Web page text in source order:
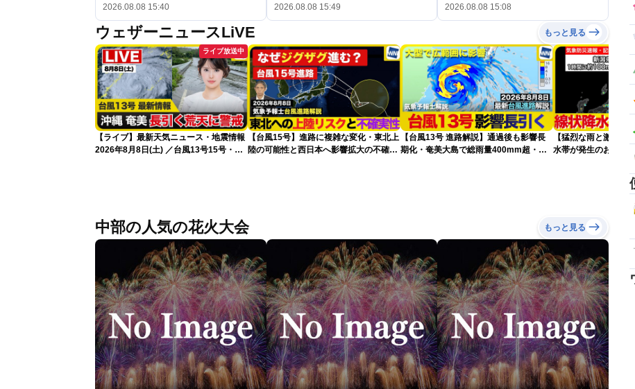
2026.08.08 15:40 2026.08.08 15:49 2026.08.08 15:08
ウェザーニュースLiVE もっと見る
ライブ放送中
【ライブ】最新天気ニュース・地震情報
2026年8月8日(土) ／台風13号15号・ゲ
【台風15号】進路に複雑な変化・東北上
陸の可能性と西日本へ影響拡大の不確実
【台風13号 進路解説】通過後も影響長
期化・奄美大島で総雨量400mm超・高
【猛烈な雨と激しい
水帯が発生のおそれ
中部の人気の花火大会 もっと見る